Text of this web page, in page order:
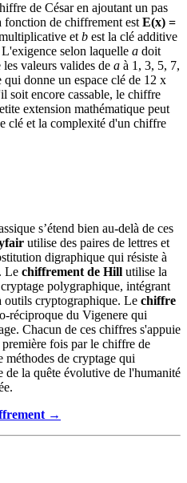
de César en ajoutant un pas
fonction de chiffrement estE(x) =
etb est la clé additive
selon laquelle a doit
valeurs valides de a à 1, 3, 5, 7,
donne un espace clé de 12 x
soit encore cassable, le chiffre
extension mathématique peut
clé et la complexité d'un chiffre
s’étend bien au-delà de ces
utilise des paires de lettres et
digraphique qui résiste à
Le chiffrement de Hill utilise la
polygraphique, intégrant
outils cryptographique. Le chiffre
réciproque du Vigenere qui
Chacun de ces chiffres s'appuie
fois par le chiffre de
méthodes de cryptage qui
la quête évolutive de l'humanité
→